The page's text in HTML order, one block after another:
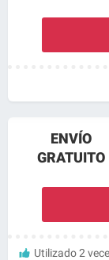
ENVÍO
GRATUITO
Utilizado 2